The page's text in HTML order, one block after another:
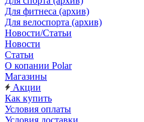
Для фитнеса (архив)
Для велоспорта (архив)
Новости/Статьи
Новости
Статьи
О копании Polar
Магазины
Акции
Как купить
Условия оплаты
Условия доставки